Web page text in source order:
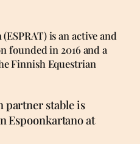
is an active and
founded in 2016 and a
Finnish Equestrian
partner stable is
Espoonkartano at